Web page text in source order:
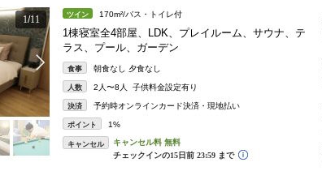
1/11 ツイン 170m²/バス・トイレ付
1棟寝室全4部屋、LDK、プレイルーム、サウナ、テ
ラス、プール、ガーデン
食事 朝食なし 夕食なし
人数 2人〜8人 子供料金設定有り
決済 予約時オンラインカード決済・現地払い
ポイント 1%
キャンセル